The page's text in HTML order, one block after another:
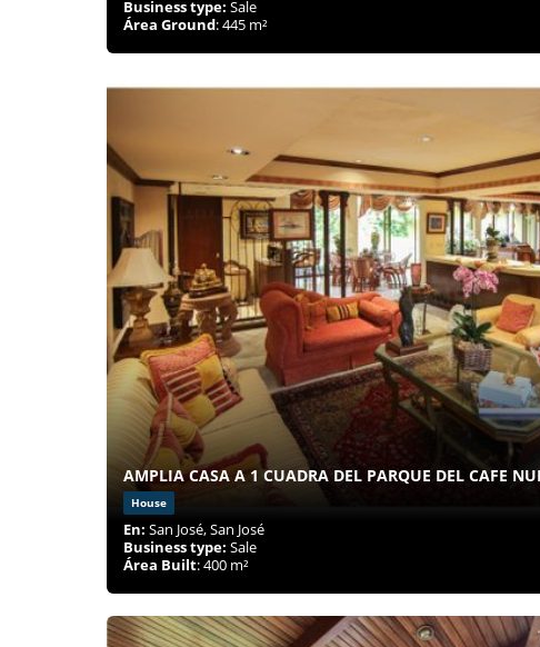
Business type: Sale
Área Ground: 445 m²
AMPLIA CASA A 1 CUADRA DEL PARQUE DEL CAFE
House
En: San José, San José
Business type: Sale
Área Built: 400 m²